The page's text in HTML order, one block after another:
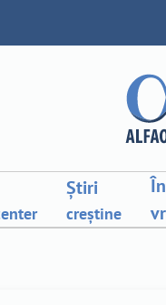
Știri
creștine